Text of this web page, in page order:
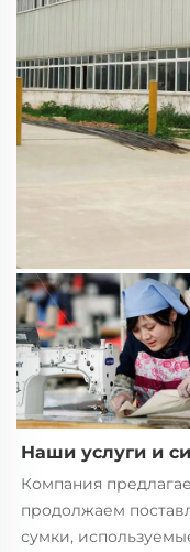
Наши услуги и
Компания
продолжаем
сумки,